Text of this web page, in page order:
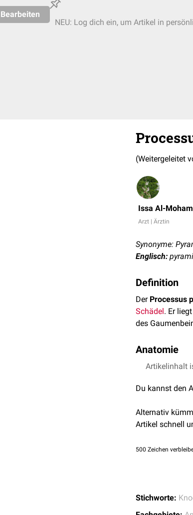
Bearbeiten
NEU: Log dich ein, um Artikel in
(Weitergeleitet
Issa Al-
Arzt | Ärztin
Synonyme:
Englisch:
Definition
Der Processus
Schädel. Er liegt
des
Anatomie
Der
Artikelinhalt
Du kannst den
Alternativ
Artikel schnell
500 Zeichen
Stichworte: